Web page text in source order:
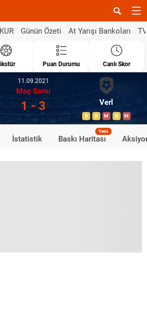
Günün Özeti At Yarışı Bankoları
Puan Durumu Canlı Skor
11.09.2021
Maç Sonu
1 - 3 Verl
B B M B M
İstatistik Baskı Haritası
Yeni